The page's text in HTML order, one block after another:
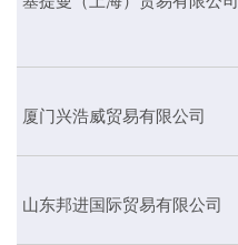
厦门兴浩威贸易有限公司
山东邦进国际贸易有限公司